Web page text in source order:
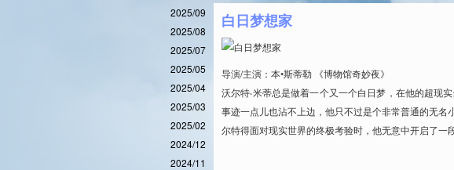
2025/09
2025/08
2025/07
2025/05
2025/04
2025/03
2025/02
2024/12
2024/11
白日梦想家
导演/主演：本•斯蒂勒 《博物馆奇妙夜》
沃尔特‧米蒂总是做着一个又一个白日梦，在他的超现
事迹一点儿也沾不上边，他只不过是个非常普通的无
尔特得面对现实世界的终极考验时，他无意中开启了一